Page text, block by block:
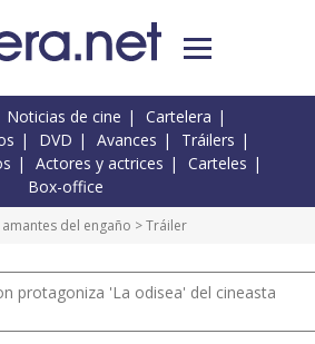
Noticias de cine
Cartelera
DVD Avances
Tráilers
Actores y actrices
Carteles
Box-office
amantes del engaño > Tráiler
protagoniza 'La odisea' del cineasta